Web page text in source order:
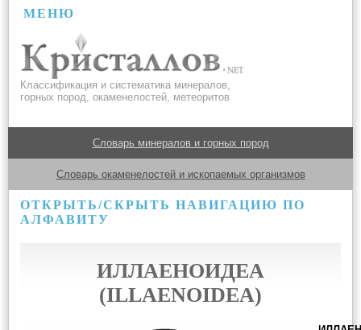
МЕНЮ
Классификация и систематика минералов,
горных пород, окаменелостей, метеоритов
Словарь минералов и горных пород
Словарь окаменелостей и ископаемых организмов
ОТКРЫТЬ/СКРЫТЬ НАВИГАЦИЮ ПО
АЛФАВИТУ
ИЛЛАЕНОИДЕА
(ILLAENOIDEA)